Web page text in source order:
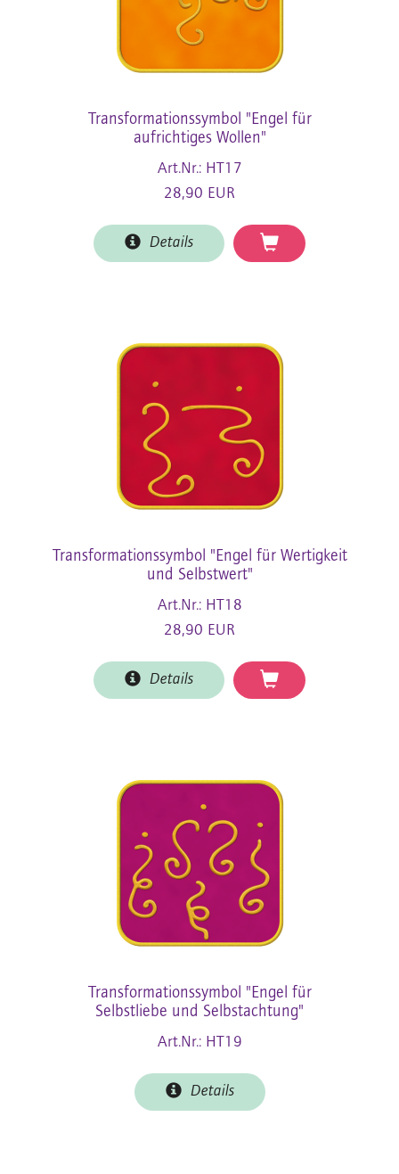
Transformationssymbol "Engel für
aufrichtiges Wollen"
Art.Nr.: HT17
28,90 EUR
Details
Transformationssymbol "Engel für Wertigkeit
und Selbstwert"
Art.Nr.: HT18
28,90 EUR
Details
Transformationssymbol "Engel für
Selbstliebe und Selbstachtung"
Art.Nr.: HT19
Details